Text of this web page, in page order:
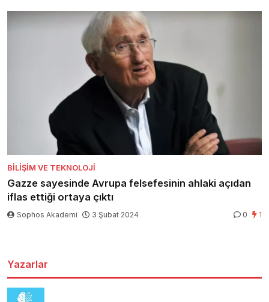
BILIŞIM VE TEKNOLOJI
Gazze sayesinde Avrupa felsefesinin ahlaki açıdan
iflas ettiği ortaya çıktı
Sophos Akademi 3 Şubat 2024 0 1
Yazarlar